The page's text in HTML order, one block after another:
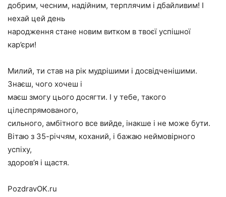
добрим, чесним, надійним, терплячим і дбайливим! І
нехай цей день
народження стане новим витком в твоєї успішної
кар’єри!
Милий, ти став на рік мудрішими і досвідченішими.
Знаєш, чого хочеш і
маєш змогу цього досягти. І у тебе, такого
цілеспрямованого,
сильного, амбітного все вийде, інакше і не може бути.
Вітаю з 35-річчям, коханий, і бажаю неймовірного
успіху,
здоров’я і щастя.
PozdravOK.ru